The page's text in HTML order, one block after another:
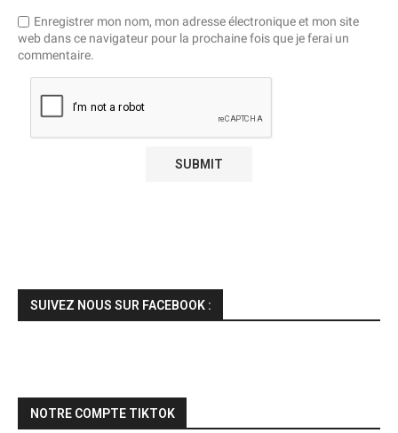
Enregistrer mon nom, mon adresse électronique et mon site
web dans ce navigateur pour la prochaine fois que je ferai un
commentaire.
SUIVEZ NOUS SUR FACEBOOK :
NOTRE COMPTE TIKTOK